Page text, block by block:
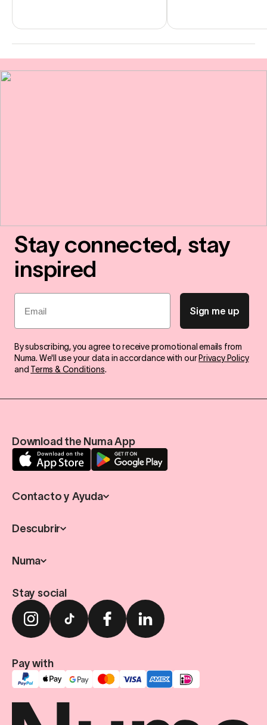
Stay connected, stay
inspired
Email
Sign me up
By subscribing, you agree to receive promotional emails from
Numa. We'll use your data in accordance with our Privacy Policy
and Terms & Conditions.
Download the Numa App
Contacto y Ayuda
Descubrir
Numa
Stay social
Pay with